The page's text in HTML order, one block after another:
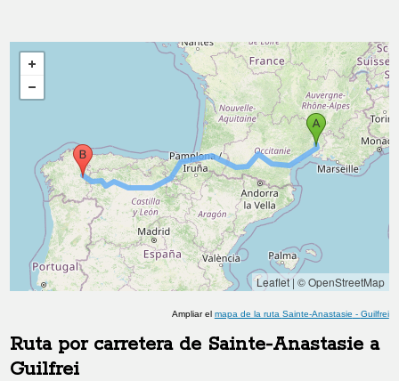
Leaflet|© OpenStreetMap
Ampliar el mapa de la ruta Sainte-Anastasie - Guilfrei
Ruta por carretera de Sainte-Anastasie a
Guilfrei